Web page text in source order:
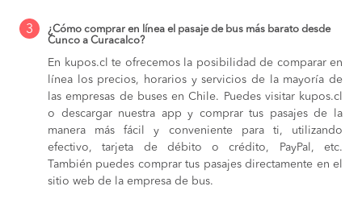
3
¿Cómo comprar en línea el pasaje de bus más barato desde
Cunco a Curacalco?
En kupos.cl te ofrecemos la posibilidad de comparar en
línea los precios, horarios y servicios de la mayoría de
las empresas de buses en Chile. Puedes visitar kupos.cl
o descargar nuestra app y comprar tus pasajes de la
manera más fácil y conveniente para ti, utilizando
efectivo, tarjeta de débito o crédito, PayPal, etc.
También puedes comprar tus pasajes directamente en el
sitio web de la empresa de bus.